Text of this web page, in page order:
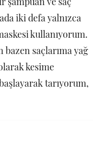
iki defa yalnızca
kullanıyorum.
saçlarıma yağ
kesime
tarıyorum,